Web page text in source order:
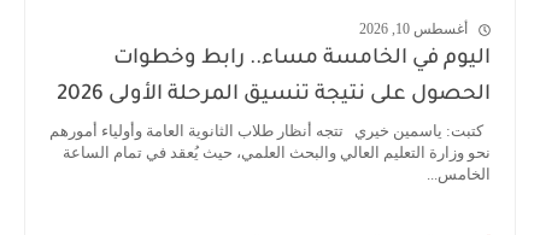
أغسطس 10, 2026
اليوم في الخامسة مساء.. رابط وخطوات
الحصول على نتيجة تنسيق المرحلة الأولى 2026
كتبت: ياسمين خيري تتجه أنظار طلاب الثانوية العامة وأولياء أمورهم
نحو وزارة التعليم العالي والبحث العلمي، حيث يُعقد في تمام الساعة
الخامس...